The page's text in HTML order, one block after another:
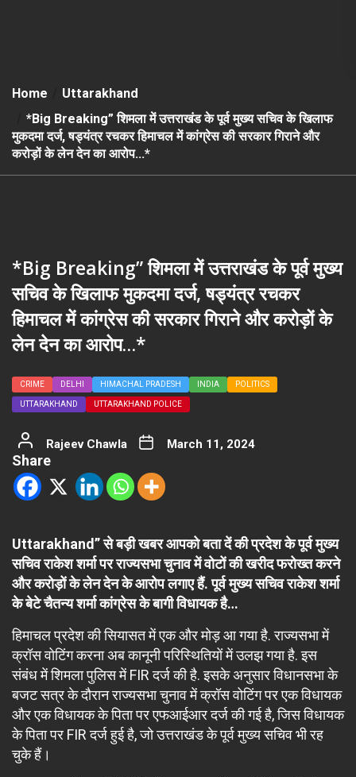
Home
Uttarakhand
*Big Breaking” शिमला में उत्तराखंड के पूर्व मुख्य सचिव के खिलाफ
मुकदमा दर्ज, षड्यंत्र रचकर हिमाचल में कांग्रेस की सरकार गिराने और
करोड़ों के लेन देन का आरोप…*
*Big Breaking” शिमला में उत्तराखंड के पूर्व मुख्य
सचिव के खिलाफ मुकदमा दर्ज, षड्यंत्र रचकर
हिमाचल में कांग्रेस की सरकार गिराने और करोड़ों के
लेन देन का आरोप…*
CRIME DELHI HIMACHAL PRADESH INDIA POLITICS
UTTARAKHAND UTTARAKHAND POLICE
Rajeev Chawla March 11, 2024
Share
Uttarakhand” से बड़ी खबर आपको बता दें की प्रदेश के पूर्व मुख्य
सचिव राकेश शर्मा पर राज्यसभा चुनाव में वोटों की खरीद फरोख्त करने
और करोड़ों के लेन देन के आरोप लगाए हैं. पूर्व मुख्य सचिव राकेश शर्मा
के बेटे चैतन्य शर्मा कांग्रेस के बागी विधायक है…
हिमाचल प्रदेश की सियासत में एक और मोड़ आ गया है. राज्यसभा में
क्रॉस वोटिंग करना अब कानूनी परिस्थितियों में उलझ गया है. इस
संबंध में शिमला पुलिस में FIR दर्ज की है. इसके अनुसार विधानसभा के
बजट सत्र के दौरान राज्यसभा चुनाव में क्रॉस वोटिंग पर एक विधायक
और एक विधायक के पिता पर एफआईआर दर्ज की गई है, जिस विधायक
के पिता पर FIR दर्ज हुई है, जो उत्तराखंड के पूर्व मुख्य सचिव भी रह
चुके हैं।